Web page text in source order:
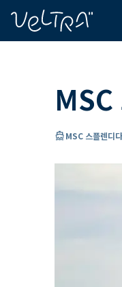
directions_boatMSC 스플렌디다